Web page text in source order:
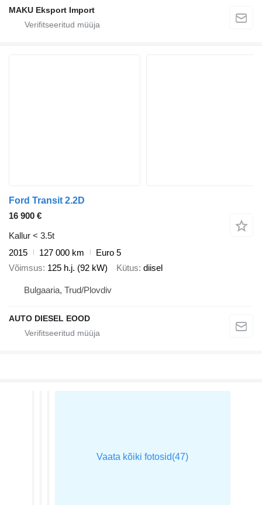
MAKU Eksport Import
Ford Transit 2.2D
16 900 €
Kallur < 3.5t
2015
127 000 km
Euro 5
Võimsus 125 h.j. (92 kW) Kütus diisel
Bulgaaria, Trud/Plovdiv
AUTO DIESEL EOOD